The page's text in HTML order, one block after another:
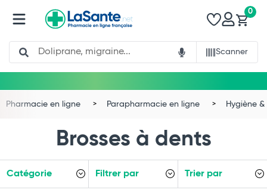
Search
Scanner
0
Pharmacie en ligne Parapharmacie en ligne Hygiène
Brosses à dents
Catégorie Filtrer par Trier par